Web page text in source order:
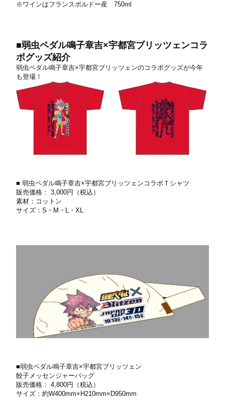
※ワインはフランスボルドー産 750ml
■弱⾍ペダル鳴⼦章吉×宇都宮ブリッツェンコラ
ボグッズ紹介
弱⾍ペダル鳴⼦章吉×宇都宮ブリッツェンのコラボグッズが今年
も登場！
■ 弱⾍ペダル鳴⼦章吉×宇都宮ブリッツェンコラボＴシャツ
販売価格： 3,000円（税込）
素材：コットン
サイズ：S・M・L・XL
■弱⾍ペダル鳴⼦章吉×宇都宮ブリッツェン
餃⼦メッセンジャーバッグ
販売価格： 4,800円（税込）
サイズ：約W400mm×H210mm×D950mm